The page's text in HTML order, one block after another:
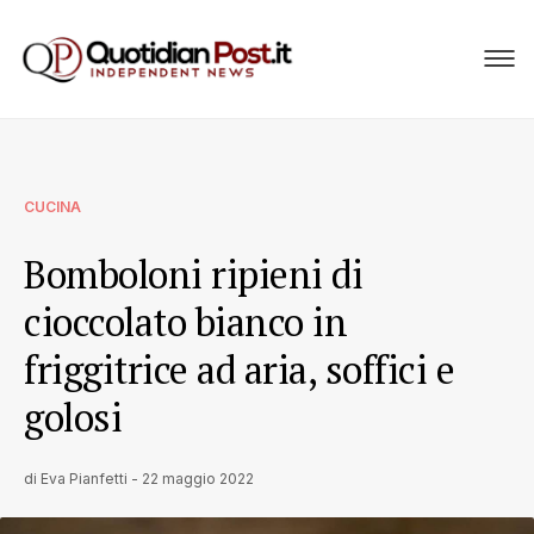
CUCINA
Bomboloni ripieni di
cioccolato bianco in
friggitrice ad aria, soffici e
golosi
di Eva Pianfetti - 22 maggio 2022